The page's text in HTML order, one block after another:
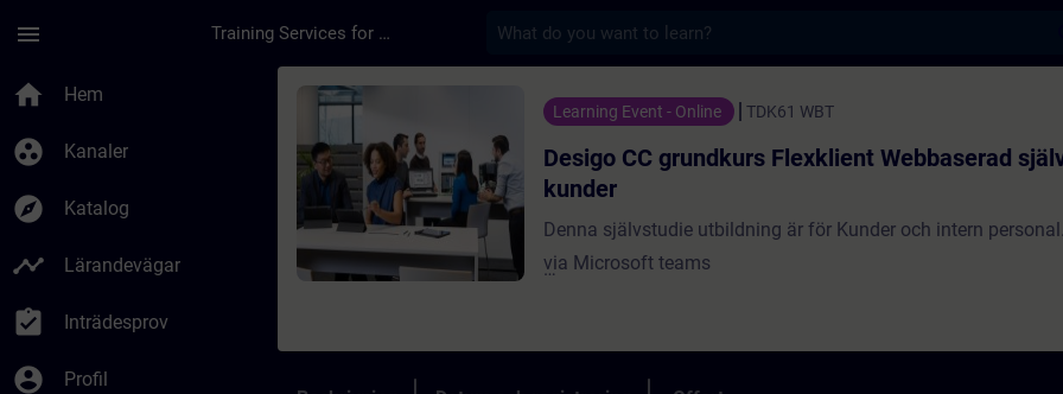
menu Training Services for Digital Industries
home Hem
group_work Kanaler
explore Katalog
timeline Lärandevägar
assignment_turned_in Inträdesprov
account_circle Profil
Kurs - Desigo CC grundkurs Flexklient Webbaserad själv
Learning Event - Online TDK61 WBT
Desigo CC grundkurs Flexklient Webbaserad
kunder
Denna självstudie utbildning är för Kunder och intern personal. Webbaserad
via Microsoft teams